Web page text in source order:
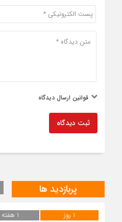
قوانین ارسال دیدگاه
ثبت دیدگاه
پربازدید ها
۱ روز ۱ هفته